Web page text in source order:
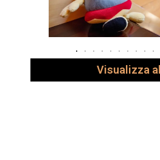
Visualizza